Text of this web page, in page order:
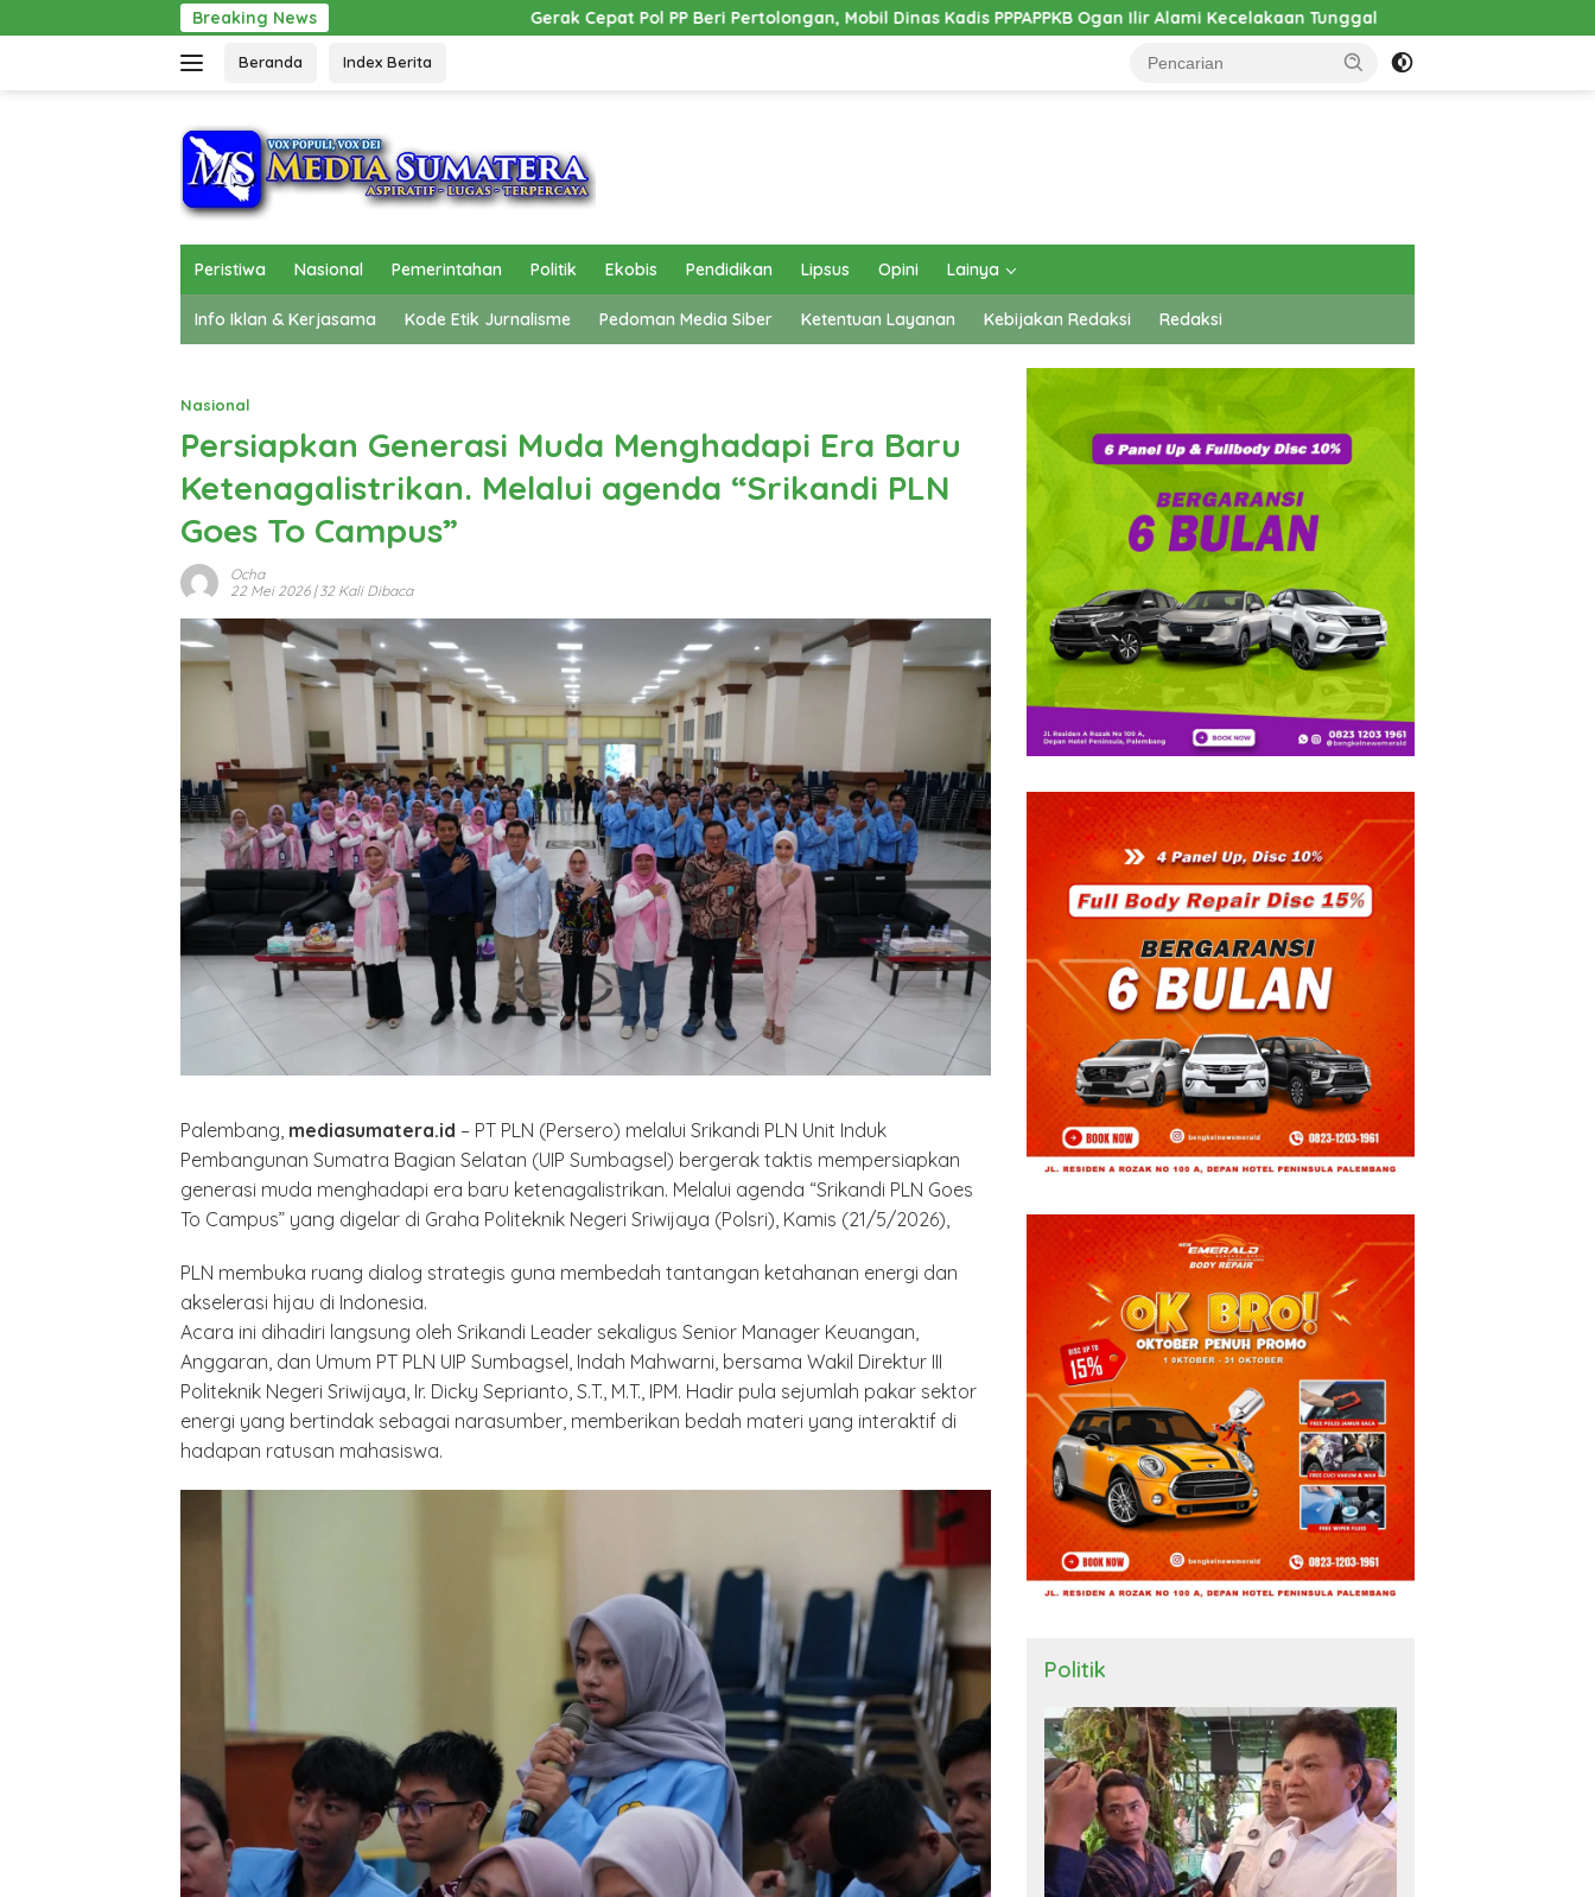
ke
Breaking NewsGerak Cepat Pol PP Beri Pertolongan, Mobil Dinas Kadis PPPAPPKB Ogan Ilir Alami Kecelakaan Tunggal Pembangunan Cathlab RSUD Hadrianus
Beranda Index Berita
Peristiwa Nasional Pemerintahan Politik Ekobis Pendidikan Lipsus Opini Lainya
Info Iklan & Kerjasama Kode Etik Jurnalisme Pedoman Media Siber Ketentuan Layanan Kebijakan Redaksi Redaksi
Nasional
Persiapkan Generasi Muda Menghadapi Era Baru
Ketenagalistrikan. Melalui agenda “Srikandi PLN
Goes To Campus”
Ocha
22 Mei 2026| 32 Kali Dibaca
Palembang, mediasumatera.id – PT PLN (Persero) melalui Srikandi PLN Unit Induk
Pembangunan Sumatra Bagian Selatan (UIP Sumbagsel) bergerak taktis mempersiapkan
generasi muda menghadapi era baru ketenagalistrikan. Melalui agenda “Srikandi PLN Goes
To Campus” yang digelar di Graha Politeknik Negeri Sriwijaya (Polsri), Kamis (21/5/2026),
PLN membuka ruang dialog strategis guna membedah tantangan ketahanan energi dan
akselerasi hijau di Indonesia.
Acara ini dihadiri langsung oleh Srikandi Leader sekaligus Senior Manager Keuangan,
Anggaran, dan Umum PT PLN UIP Sumbagsel, Indah Mahwarni, bersama Wakil Direktur III
Politeknik Negeri Sriwijaya, Ir. Dicky Seprianto, S.T., M.T., IPM. Hadir pula sejumlah pakar sektor
energi yang bertindak sebagai narasumber, memberikan bedah materi yang interaktif di
hadapan ratusan mahasiswa.
Politik